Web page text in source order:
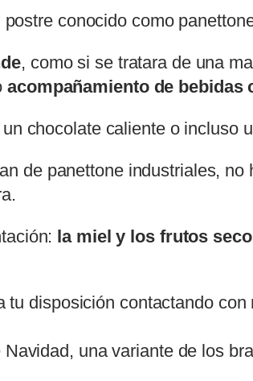
conocido como
, como si se tratara de una
acompañamiento de bebidas
chocolate caliente o incluso
de panettone industriales, no
la miel y los frutos
tu disposición contactando con
una variante de los